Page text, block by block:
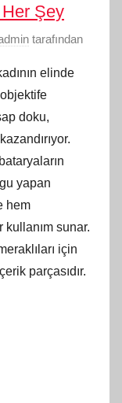
Şey
tarafından
elinde
doku,
yapan
hem
sunar.
için
parçasıdır.